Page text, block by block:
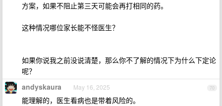
方案，如果不阻止第三天可能会再打相同的药。
这种情况哪位家长能不怪医生？
如果你说我之前没说清楚，那么你不了解的情况下为什么下定论
呢？
70
andyskaura May 16, 2025
能理解的，医生看病也是带着风险的。